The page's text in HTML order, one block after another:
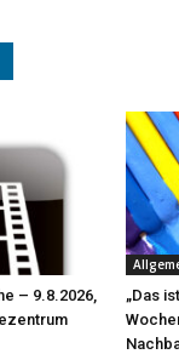
– 9.8.2026,
„Das